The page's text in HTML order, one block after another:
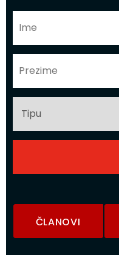
ČLANOVI